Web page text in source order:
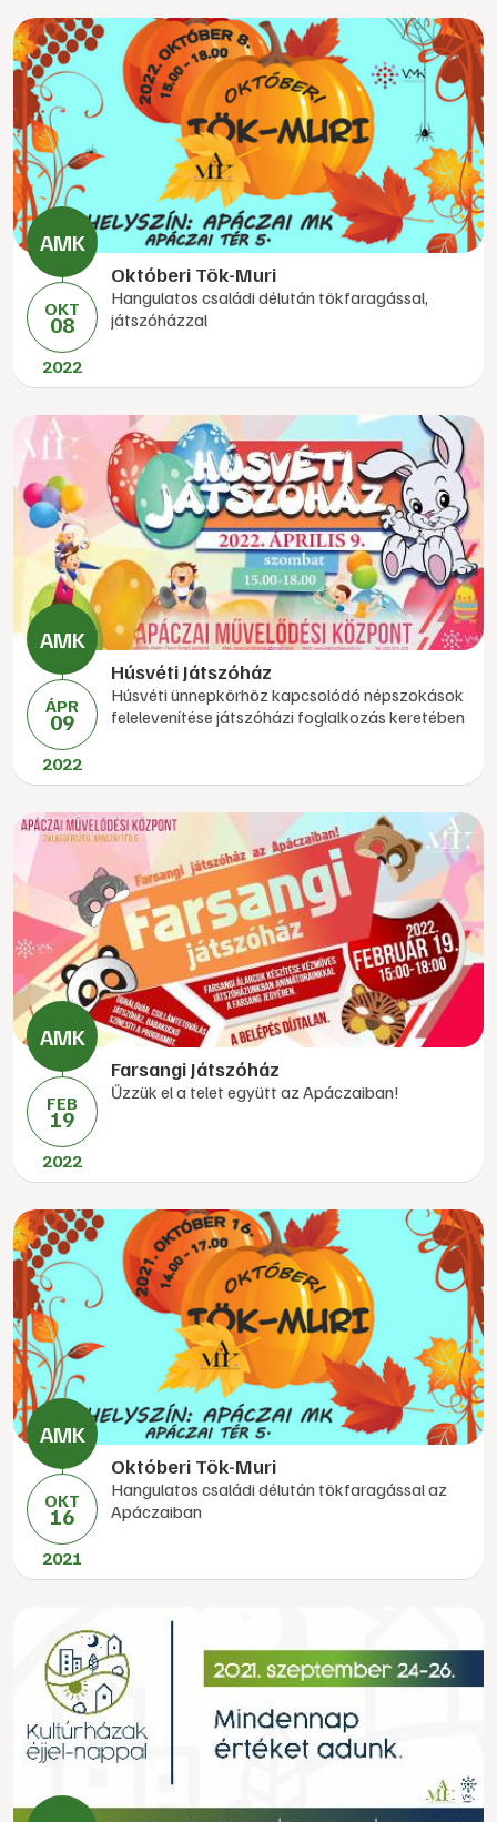
OKT
08
2022
Októberi Tök-Muri
Hangulatos családi délután tökfaragással,
játszóházzal
ÁPR
09
2022
Húsvéti Játszóház
Húsvéti ünnepkörhöz kapcsolódó népszokások
felelevenítése játszóházi foglalkozás keretében
FEB
19
2022
Farsangi Játszóház
Űzzük el a telet együtt az Apáczaiban!
OKT
16
2021
Októberi Tök-Muri
Hangulatos családi délután tökfaragással az
Apáczaiban